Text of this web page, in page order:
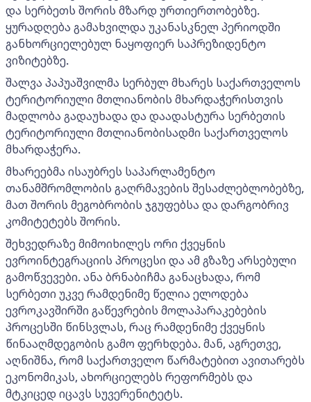
და სერბეთს შორის მზარდ ურთიერთობებზე.
ყურადღება გამახვილდა უკანასკნელ პერიოდში
განხორციელებულ ნაყოფიერ საპრეზიდენტო
ვიზიტებზე.
შალვა პაპუაშვილმა სერბულ მხარეს საქართველოს
ტერიტორიული მთლიანობის მხარდაჭერისთვის
მადლობა გადაუხადა და დაადასტურა სერბეთის
ტერიტორიული მთლიანობისადმი საქართველოს
მხარდაჭერა.
მხარეებმა ისაუბრეს საპარლამენტო
თანამშრომლობის გაღრმავების შესაძლებლობებზე,
მათ შორის მეგობრობის ჯგუფებსა და დარგობრივ
კომიტეტებს შორის.
შეხვედრაზე მიმოიხილეს ორი ქვეყნის
ევროინტეგრაციის პროცესი და ამ გზაზე არსებული
გამოწვევები. ანა ბრნაბიჩმა განაცხადა, რომ
სერბეთი უკვე რამდენიმე წელია ელოდება
ევროკავშირში გაწევრების მოლაპარაკებების
პროცესში წინსვლას, რაც რამდენიმე ქვეყნის
წინააღმდეგობის გამო ფერხდება. მან, აგრეთვე,
აღნიშნა, რომ საქართველო წარმატებით ავითარებს
ეკონომიკას, ახორციელებს რეფორმებს და
მტკიცედ იცავს სუვერენიტეტს.